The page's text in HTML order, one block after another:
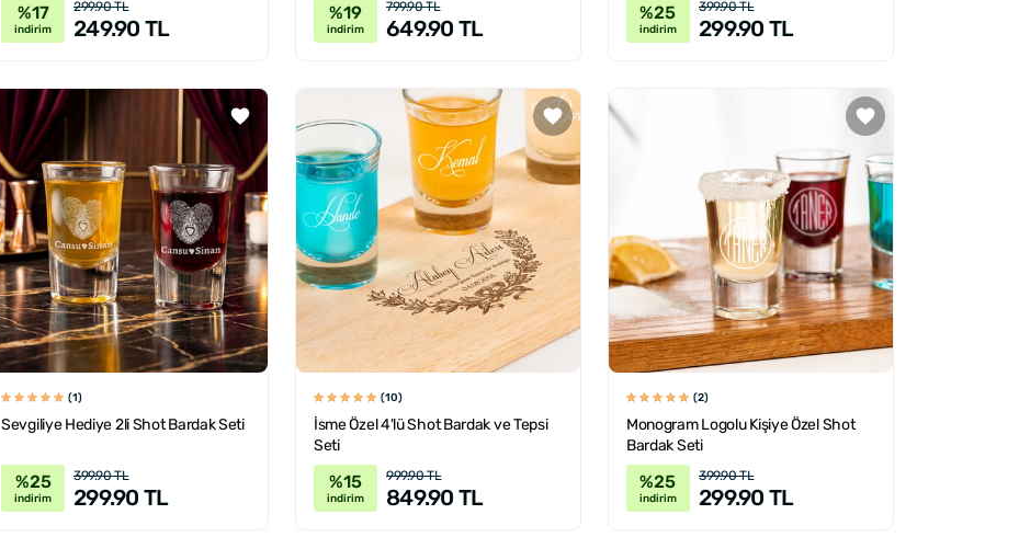
%17
indirim
299.90 TL
249.90 TL
%19
indirim
799.90 TL
649.90 TL
%25
indirim
399.90 TL
299.90 TL
(1)
Sevgiliye Hediye 2li Shot Bardak Seti
%25
indirim
399.90 TL
299.90 TL
(10)
İsme Özel 4'lü Shot Bardak ve Tepsi
Seti
%15
indirim
999.90 TL
849.90 TL
(2)
Monogram Logolu Kişiye Özel Shot
Bardak Seti
%25
indirim
399.90 TL
299.90 TL